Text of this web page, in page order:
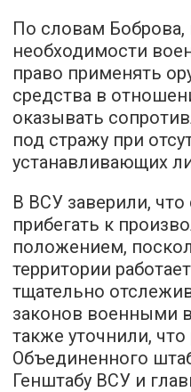
По словам Боброва,
необходимости
право применять
средства в
оказывать
под стражу при
устанавливающих
В ВСУ заверили, что
прибегать к
положением,
территории
тщательно
законов военными
также уточнили,
Объединенного
Генштабу ВСУ и